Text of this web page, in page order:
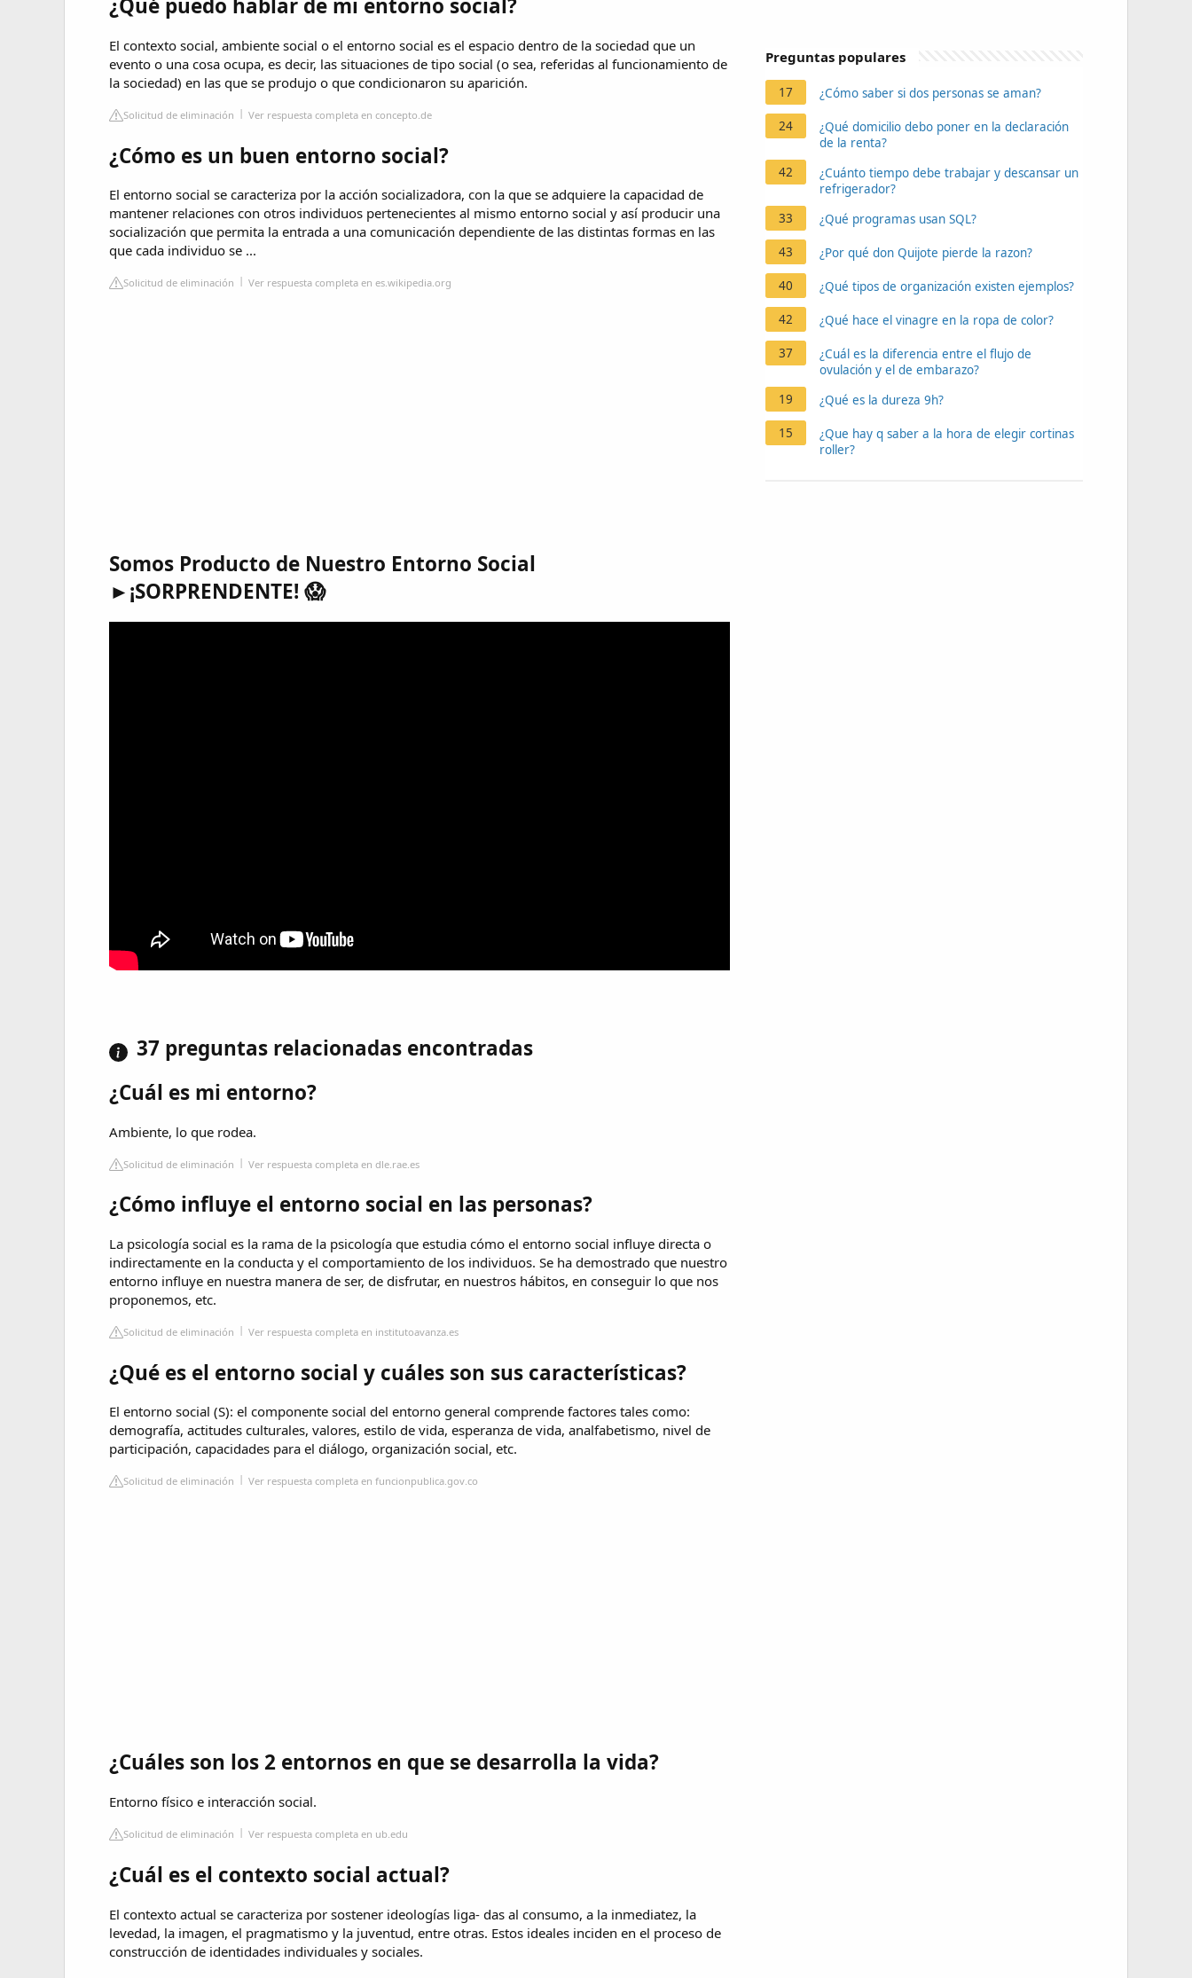
¿Qué puedo hablar de mi entorno social?
El contexto social, ambiente social o el entorno social es el espacio dentro de la sociedad que un
evento o una cosa ocupa, es decir, las situaciones de tipo social (o sea, referidas al funcionamiento de
la sociedad) en las que se produjo o que condicionaron su aparición.
Solicitud de eliminación Ver respuesta completa en concepto.de
¿Cómo es un buen entorno social?
El entorno social se caracteriza por la acción socializadora, con la que se adquiere la capacidad de
mantener relaciones con otros individuos pertenecientes al mismo entorno social y así producir una
socialización que permita la entrada a una comunicación dependiente de las distintas formas en las
que cada individuo se ...
Solicitud de eliminación Ver respuesta completa en es.wikipedia.org
Somos Producto de Nuestro Entorno Social
►¡SORPRENDENTE! 😱
37 preguntas relacionadas encontradas
¿Cuál es mi entorno?
Ambiente, lo que rodea.
Solicitud de eliminación Ver respuesta completa en dle.rae.es
¿Cómo influye el entorno social en las personas?
La psicología social es la rama de la psicología que estudia cómo el entorno social influye directa o
indirectamente en la conducta y el comportamiento de los individuos. Se ha demostrado que nuestro
entorno influye en nuestra manera de ser, de disfrutar, en nuestros hábitos, en conseguir lo que nos
proponemos, etc.
Solicitud de eliminación Ver respuesta completa en institutoavanza.es
¿Qué es el entorno social y cuáles son sus características?
El entorno social (S): el componente social del entorno general comprende factores tales como:
demografía, actitudes culturales, valores, estilo de vida, esperanza de vida, analfabetismo, nivel de
participación, capacidades para el diálogo, organización social, etc.
Solicitud de eliminación Ver respuesta completa en funcionpublica.gov.co
¿Cuáles son los 2 entornos en que se desarrolla la vida?
Entorno físico e interacción social.
Solicitud de eliminación Ver respuesta completa en ub.edu
¿Cuál es el contexto social actual?
El contexto actual se caracteriza por sostener ideologías liga- das al consumo, a la inmediatez, la
levedad, la imagen, el pragmatismo y la juventud, entre otras. Estos ideales inciden en el proceso de
construcción de identidades individuales y sociales.
Preguntas populares
17 ¿Cómo saber si dos personas se aman?
24
¿Qué domicilio debo poner en la declaración
de la renta?
42
¿Cuánto tiempo debe trabajar y descansar un
refrigerador?
33
¿Qué programas usan SQL?
43 ¿Por qué don Quijote pierde la razon?
40 ¿Qué tipos de organización existen ejemplos?
42 ¿Qué hace el vinagre en la ropa de color?
37
¿Cuál es la diferencia entre el flujo de
ovulación y el de embarazo?
19
¿Qué es la dureza 9h?
15
¿Que hay q saber a la hora de elegir cortinas
roller?